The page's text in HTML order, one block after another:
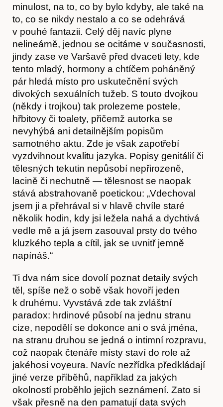
Časopis
Hostcast
Akce
minulost, na to, co by bylo kdyby, ale také na
to, co se nikdy nestalo a co se odehrává
v pouhé fantazii. Celý děj navíc plyne
nelineárně, jednou se ocitáme v současnosti,
jindy zase ve Varšavě před dvaceti lety, kde
tento mladý, hormony a chtíčem poháněný
pár hledá místo pro uskutečnění svých
divokých sexuálních tužeb. S touto dvojkou
(někdy i trojkou) tak prolezeme postele,
hřbitovy či toalety, přičemž autorka se
nevyhýbá ani detailnějším popisům
samotného aktu. Zde je však zapotřebí
vyzdvihnout kvalitu jazyka. Popisy genitálií či
tělesných tekutin nepůsobí nepřirozeně,
lacině či nechutně — tělesnost se naopak
stává abstrahovaně poetickou: „Vdechoval
jsem ji a přehrával si v hlavě chvíle staré
několik hodin, kdy jsi ležela nahá a dychtivá
vedle mě a já jsem zasouval prsty do tvého
kluzkého tepla a cítil, jak se uvnitř jemně
napínáš.“
Ti dva nám sice dovolí poznat detaily svých
těl, spíše než o sobě však hovoří jeden
k druhému. Vyvstává zde tak zvláštní
paradox: hrdinové působí na jednu stranu
cize, nepodělí se dokonce ani o svá jména,
na stranu druhou se jedná o intimní rozpravu,
což naopak čtenáře místy staví do role až
jakéhosi voyeura. Navíc nezřídka předkládají
jiné verze příběhů, například za jakých
okolností proběhlo jejich seznámení. Zato si
však přesně na den pamatují data svých